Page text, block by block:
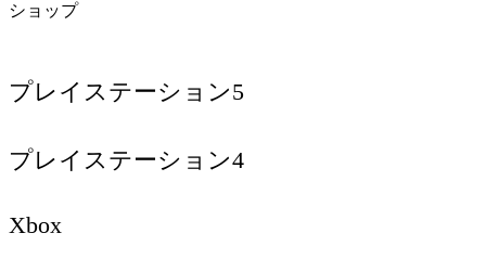
ショップ
プレイステーション5
プレイステーション4
Xbox